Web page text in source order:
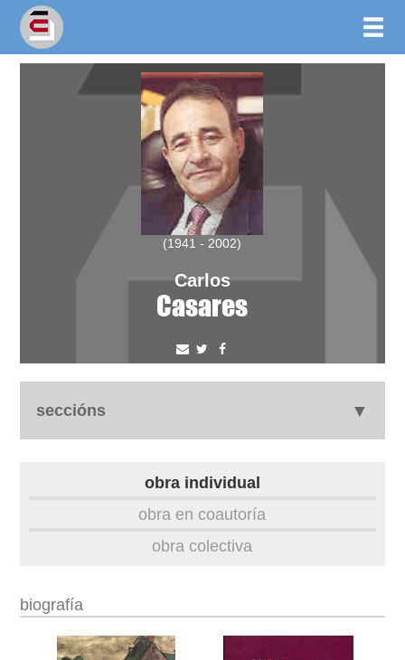
(1941 - 2002)
Carlos
Casares
seccións
outros docs
obra individual
obra en coautoría
obra colectiva
biografía